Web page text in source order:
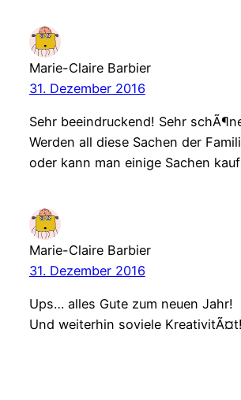
Marie-Claire Barbier
31. Dezember 2016
Sehr beeindruckend! Sehr
Werden all diese Sachen der
oder kann man einige Sachen
Marie-Claire Barbier
31. Dezember 2016
Ups… alles Gute zum neuen Jahr!
Und weiterhin soviele KreativitÃ¤t!